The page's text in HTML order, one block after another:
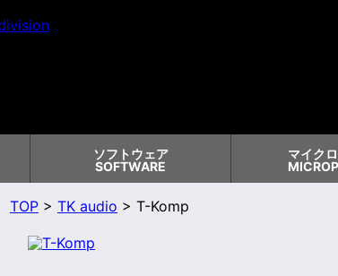
ソフトウェア
SOFTWARE
マイク
TOP> TK audio > T-Komp